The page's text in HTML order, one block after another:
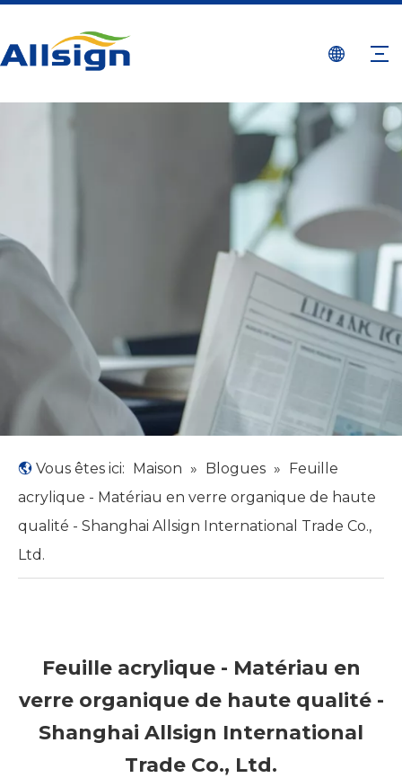
Vous êtes ici: Maison » Blogues » Feuille
acrylique - Matériau en verre organique de haute
qualité - Shanghai Allsign International Trade Co.,
Ltd.
Feuille acrylique - Matériau en
verre organique de haute qualité -
Shanghai Allsign International
Trade Co., Ltd.